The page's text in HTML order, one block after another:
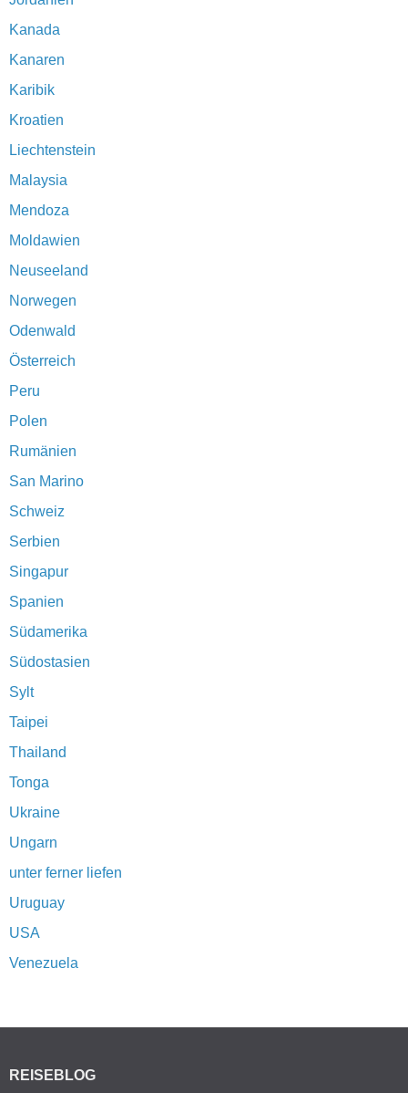
Kanada
Kanaren
Karibik
Kroatien
Liechtenstein
Malaysia
Mendoza
Moldawien
Neuseeland
Norwegen
Odenwald
Österreich
Peru
Polen
Rumänien
San Marino
Schweiz
Serbien
Singapur
Spanien
Südamerika
Südostasien
Sylt
Taipei
Thailand
Tonga
Ukraine
Ungarn
unter ferner liefen
Uruguay
USA
Venezuela
REISEBLOG